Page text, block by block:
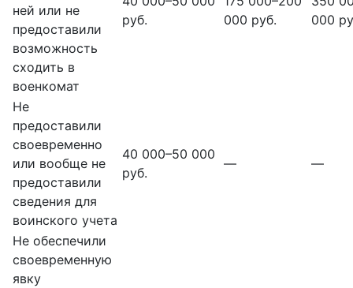
ней или не
предоставили
возможность
сходить в
военкомат
руб.
000 руб.
000
Не
предоставили
своевременно
или вообще не
предоставили
сведения для
воинского учета
40 000–50 000
руб.
— —
Не обеспечили
своевременную
явку